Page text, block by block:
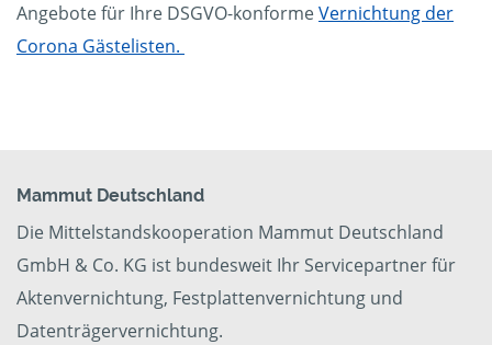
Angebote für Ihre DSGVO-konformeVernichtung der
Corona Gästelisten.
Mammut Deutschland
Die Mittelstandskooperation Mammut Deutschland
GmbH & Co. KG ist bundesweit Ihr Servicepartner für
Aktenvernichtung, Festplattenvernichtung und
Datenträgervernichtung.